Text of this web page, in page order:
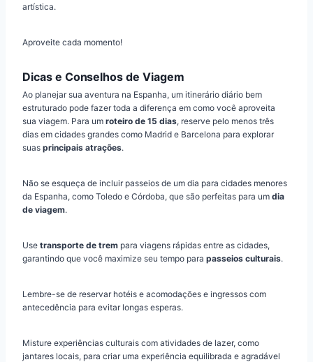
artística.
Aproveite cada momento!
Dicas e Conselhos de Viagem
Ao planejar sua aventura na Espanha, um itinerário diário bem
estruturado pode fazer toda a diferença em como você aproveita
sua viagem. Para um roteiro de 15 dias, reserve pelo menos três
dias em cidades grandes como Madrid e Barcelona para explorar
suas principais atrações.
Não se esqueça de incluir passeios de um dia para cidades menores
da Espanha, como Toledo e Córdoba, que são perfeitas para um dia
de viagem.
Use transporte de trem para viagens rápidas entre as cidades,
garantindo que você maximize seu tempo para passeios culturais.
Lembre-se de reservar hotéis e acomodações e ingressos com
antecedência para evitar longas esperas.
Misture experiências culturais com atividades de lazer, como
jantares locais, para criar uma experiência equilibrada e agradável